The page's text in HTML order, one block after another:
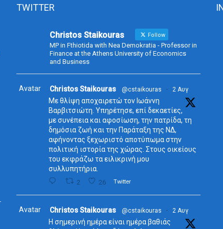
TWITTER
Christos Staikouras Follow
MP in Fthiotida with Nea Demokratia - Professor in
Finance at the Athens University of Economics
and Business
Avatar Christos Staikouras @cstaikouras · 2 Αυγ
Με θλίψη αποχαιρετώ τον Ιωάννη
Βαρβιτσιώτη. Υπηρέτησε, επί δεκαετίες,
με συνέπεια και αφοσίωση, την πατρίδα, τη
δημόσια ζωή και την Παράταξη της ΝΔ,
αφήνοντας ξεχωριστό αποτύπωμα στην
πολιτική ιστορία της χώρας. Στους οικείους
του εκφράζω τα ειλικρινή μου
συλλυπητήρια.
2 26 Twitter
Avatar Christos Staikouras @cstaikouras · 2 Αυγ
Η σημερινή ημέρα είναι ημέρα βαθιάς